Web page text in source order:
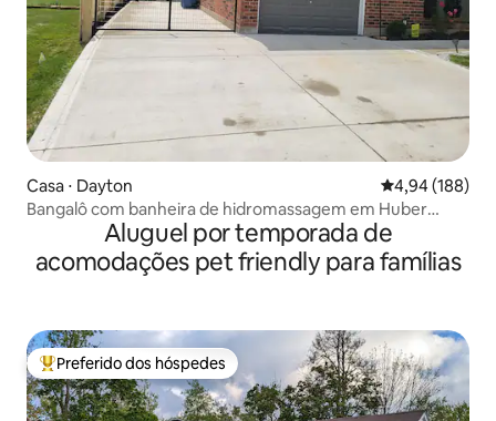
Casa ⋅ Dayton 4,94 de uma
4,94 (188)
Bangalô com banheira de hidromassagem em Huber
Aluguel por temporada de
acomodações pet friendly para famílias
Entre os melhores preferidos dos hóspedes
Preferido dos hóspedes